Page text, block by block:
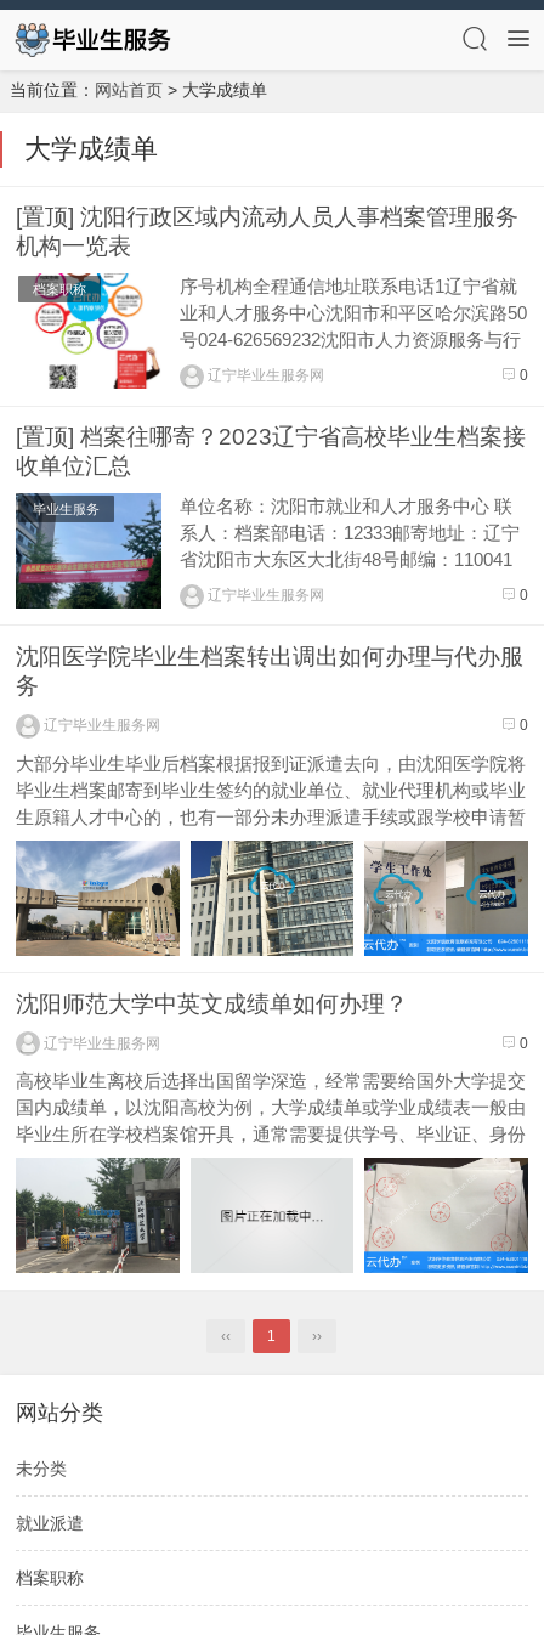
当前位置： 网站首页 > 大学成绩单
大学成绩单
[置顶] 沈阳行政区域内流动人员人事档案管理服务
机构一览表
档案职称
序号机构全程通信地址联系电话1辽宁省就
业和人才服务中心沈阳市和平区哈尔滨路50
号024-626569232沈阳市人力资源服务与行
政执法中心沈阳市大东区大北街48号024-22
5313023沈阳市和平区人才和就业服务中心
沈阳市和平区长白西路51号024-319122754
沈阳市沈河区人才中心沈阳市沈河...
0
辽宁毕业生服务网
[置顶] 档案往哪寄？2023辽宁省高校毕业生档案接
收单位汇总
毕业生服务
单位名称：沈阳市就业和人才服务中心 联
系人：档案部电话：12333邮寄地址：辽宁
省沈阳市大东区大北街48号邮编：110041
单位名称：大连市就业服务中心联系人：高
校中心电话：0411-84618709邮寄地址：辽
单位名称：鞍山市人力资源和就业服务...
0
辽宁毕业生服务网
沈阳医学院毕业生档案转出调出如何办理与代办服
务
0
辽宁毕业生服务网
大部分毕业生毕业后档案根据报到证派遣去向，由沈阳医学院将
毕业生档案邮寄到毕业生签约的就业单位、就业代理机构或毕业
生原籍人才中心的，也有一部分未办理派遣手续或跟学校申请暂
缓邮寄档案的毕业生档案保留再学校，这部分毕业生档案办理转
出时毕业生通常应自行办理，如果本人已经在外地可以委托沈阳
学信网（云代办）办理...
沈阳师范大学中英文成绩单如何办理？
0
辽宁毕业生服务网
高校毕业生离校后选择出国留学深造，经常需要给国外大学提交
国内成绩单，以沈阳高校为例，大学成绩单或学业成绩表一般由
毕业生所在学校档案馆开具，通常需要提供学号、毕业证、身份
证等信息由学校档案馆查询后，大学档案馆开具中文成绩单加盖
档案馆专用章，毕业生可自行翻译或由学校翻译（通常收费）成
英文成绩单，然后再由...
‹‹ 1 ››
网站分类
未分类
就业派遣
档案职称